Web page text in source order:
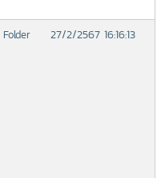
Folder 27/2/2567 16:16:13